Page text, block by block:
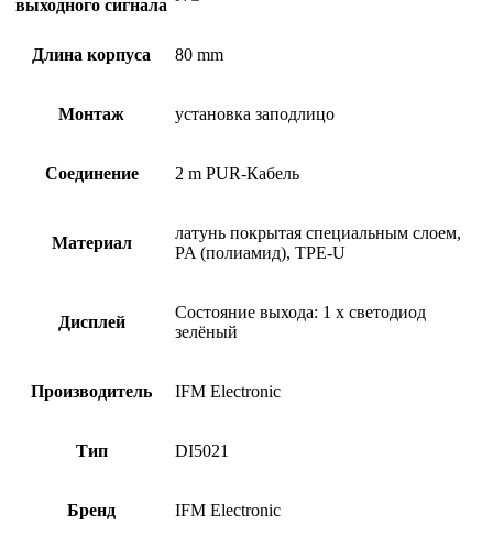
выходного сигнала
Длина корпуса 80 mm
Монтаж установка заподлицо
Соединение 2 m PUR-Кабель
Материал
латунь покрытая специальным слоем,
PA (полиамид), TPE-U
Дисплей
Состояние выхода: 1 x светодиод
зелёный
Производитель IFM Electronic
Тип DI5021
Бренд IFM Electronic